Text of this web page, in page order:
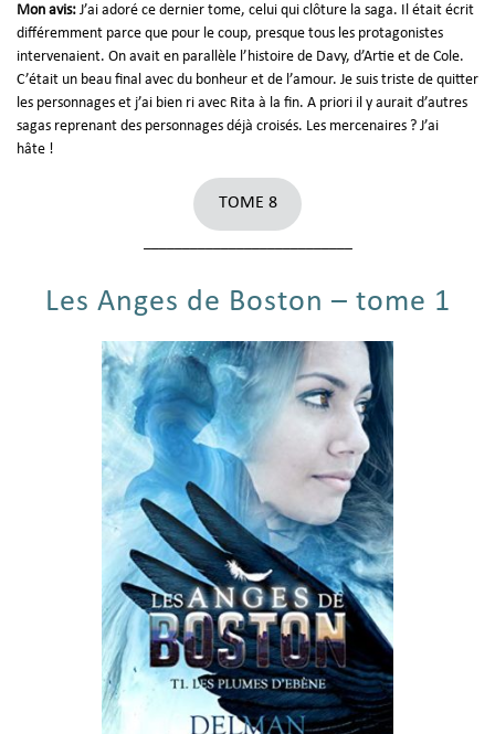
Mon avis: J’ai adoré ce dernier tome, celui qui clôture la saga. Il était écrit
différemment parce que pour le coup, presque tous les protagonistes
intervenaient. On avait en parallèle l’histoire de Davy, d’Artie et de Cole.
C’était un beau final avec du bonheur et de l’amour. Je suis triste de quitter
les personnages et j’ai bien ri avec Rita à la fin. A priori il y aurait d’autres
sagas reprenant des personnages déjà croisés. Les mercenaires ? J’ai
hâte !
TOME 8
Les Anges de Boston – tome 1